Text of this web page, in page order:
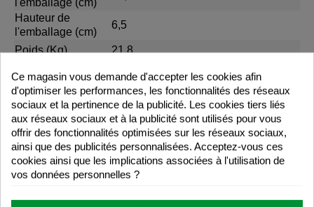
l'emballage (cm)
Hauteur de
l'emballage (cm)
6,5
Poids (Kg)
21,8
Résistance (Kg)
Années de
garantie
5
Assemblage
requis
OUI
Finition
BOIS NATUREL NON VERNIS
Matière première
BOIS EN PIN ET VERRE TREMPÉ
Ce magasin vous demande d'accepter les cookies afin
d'optimiser les performances, les fonctionnalités des réseaux
sociaux et la pertinence de la publicité. Les cookies tiers liés
aux réseaux sociaux et à la publicité sont utilisés pour vous
offrir des fonctionnalités optimisées sur les réseaux sociaux,
ainsi que des publicités personnalisées. Acceptez-vous ces
cookies ainsi que les implications associées à l'utilisation de
vos données personnelles ?